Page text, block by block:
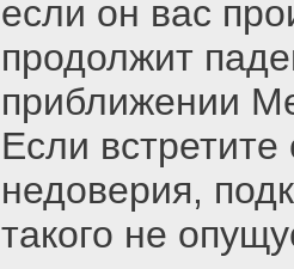
если он вас
продолжит
приближении
Если
недоверия,
такого не